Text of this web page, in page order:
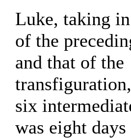
Luke, taking
of the
and that of the
six
was eight days